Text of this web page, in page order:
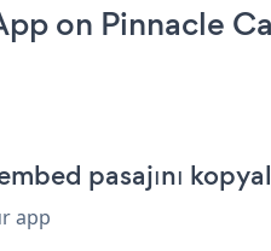
on Pinnacle
pasajını
app